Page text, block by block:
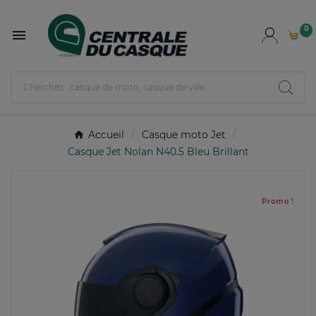
 0
Accueil
Casque moto Jet
Casque Jet Nolan N40.5 Bleu Brillant
Promo !